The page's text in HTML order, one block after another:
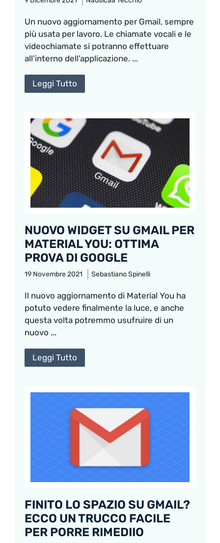
Un nuovo aggiornamento per Gmail, sempre
più usata per lavoro. Le chiamate vocali e le
videochiamate si potranno effettuare
all’interno dell’applicazione. ...
Leggi Tutto
NUOVO WIDGET SU GMAIL PER
MATERIAL YOU: OTTIMA
PROVA DI GOOGLE
19 Novembre 2021 Sebastiano Spinelli
Il nuovo aggiornamento di Material You ha
potuto vedere finalmente la luce, e anche
questa volta potremmo usufruire di un
nuovo ...
Leggi Tutto
FINITO LO SPAZIO SU GMAIL?
ECCO UN TRUCCO FACILE
PER PORRE RIMEDIIO